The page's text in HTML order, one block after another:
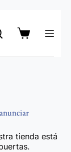
Carro
tienda está